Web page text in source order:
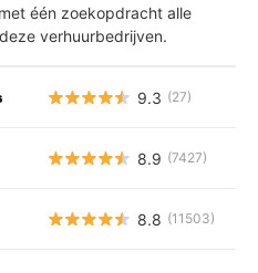
één zoekopdracht alle
verhuurbedrijven.
9.3 (27)
8.9 (7427)
8.8 (11503)